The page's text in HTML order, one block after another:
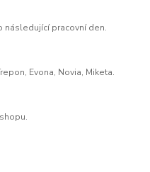
pracovní den.
Evona, Novia, Miketa.